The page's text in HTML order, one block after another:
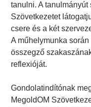
tanulni. A
Szövetkezetet
csere és a két
A műhelymunka
összegző
reflexióját.
Gondolatindítónak
MegoldOM